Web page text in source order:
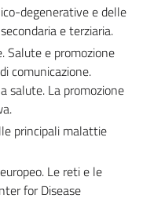
degenerative e delle
e terziaria.
Salute e promozione
comunicazione.
salute. La promozione
principali malattie
Le reti e le
for Disease